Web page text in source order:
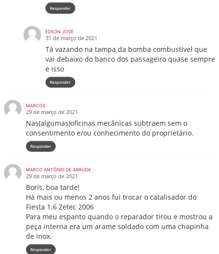
Responder
EDSON JOSÉ
31 de março de 2021
Tá vazando na tampa da bomba combustível que
vai debaixo do banco dos passageiro quase sempre
e isso
Responder
MARCOS
29 de março de 2021
Nas(algumas)oficinas mecânicas subtraem sem o
consentimento e/ou conhecimento do proprietário.
Responder
MARCO ANTÔNIO DE ARRUDA
29 de março de 2021
Boris, boa tarde!
Há mais ou menos 2 anos fui trocar o catalisador do
Fiesta 1.6 Zetec 2006
Para meu espanto quando o reparador tirou e mostrou a
peça interna era um arame soldado com uma chapinha
de inox.
Responder